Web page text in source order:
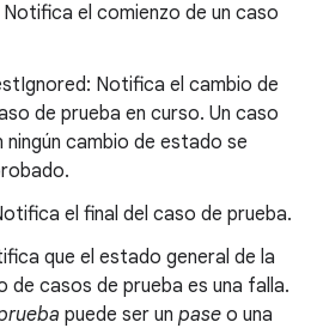
el comienzo de un caso
Notifica el cambio de
de prueba en curso. Un caso
ningún cambio de estado se
el final del caso de prueba.
que el estado general de la
de casos de prueba es una falla.
puede ser un pase o una